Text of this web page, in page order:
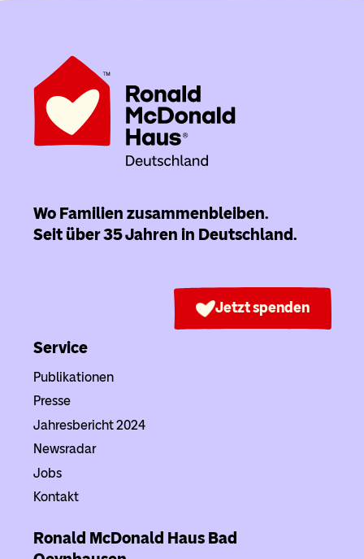
Wo Familien zusammenbleiben.
Seit über 35 Jahren in Deutschland.
Jetzt spenden
Service
Publikationen
Presse
Jahresbericht 2024
Newsradar
Jobs
Kontakt
Ronald McDonald Haus Bad